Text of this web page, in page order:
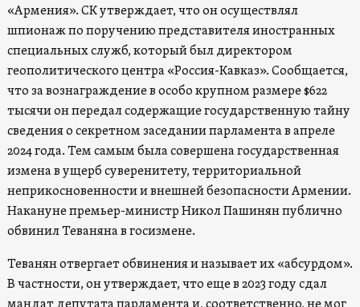
«Армения». СК утверждает, что он осуществлял
шпионаж по поручению представителя иностранных
специальных служб, который был директором
геополитического центра «Россия-Кавказ». Сообщается,
что за вознаграждение в особо крупном размере $622
тысячи он передал содержащие государственную тайну
сведения о секретном заседании парламента в апреле
2024 года. Тем самым была совершена государственная
измена в ущерб суверенитету, территориальной
неприкосновенности и внешней безопасности Армении.
Накануне премьер-министр Никол Пашинян публично
обвинил Теваняна в госизмене.
Теванян отвергает обвинения и называет их «абсурдом».
В частности, он утверждает, что еще в 2023 году сдал